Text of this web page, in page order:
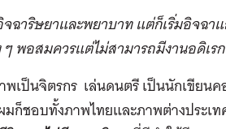
ฉาริษยาและพยาบาท แต่ก็เริ่มอิจฉา
พอสมควรแต่ไม่สามารถมีงานอดิเร
พเป็นจิตรกร เล่นดนตรี เป็นนักเขีย
ก็ชอบทั้งภาพไทยและภาพต่างประเ